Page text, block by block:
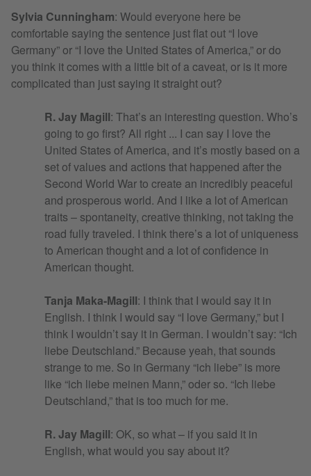
Sylvia Cunningham: Would everyone here be
comfortable saying the sentence just flat out “I love
Germany” or “I love the United States of America,” or do
you think it comes with a little bit of a caveat, or is it more
complicated than just saying it straight out?
R. Jay Magill: That’s an interesting question. Who’s
going to go first? All right ... I can say I love the
United States of America, and it’s mostly based on a
set of values and actions that happened after the
Second World War to create an incredibly peaceful
and prosperous world. And I like a lot of American
traits – spontaneity, creative thinking, not taking the
road fully traveled. I think there’s a lot of uniqueness
to American thought and a lot of confidence in
American thought.
Tanja Maka-Magill: I think that I would say it in
English. I think I would say “I love Germany,” but I
think I wouldn’t say it in German. I wouldn’t say: “Ich
liebe Deutschland.” Because yeah, that sounds
strange to me. So in Germany “ich liebe” is more
like “ich liebe meinen Mann,” oder so. “Ich liebe
Deutschland,” that is too much for me.
R. Jay Magill: OK, so what – if you said it in
English, what would you say about it?